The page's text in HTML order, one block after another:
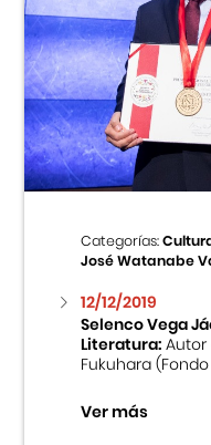
Categorías:
José Watanabe
12/12/2019
Selenco Vega
Literatura:Autor
Fukuhara (Fondo
Ver más